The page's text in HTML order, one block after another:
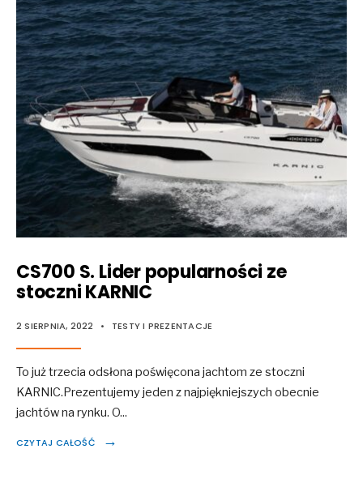
CS700 S. Lider popularności ze
stoczni KARNIC
2 SIERPNIA, 2022 • TESTY I PREZENTACJE
To już trzecia odsłona poświęcona jachtom ze stoczni
KARNIC.Prezentujemy jeden z najpiękniejszych obecnie
jachtów na rynku. O...
CZYTAJ CAŁOŚĆ →